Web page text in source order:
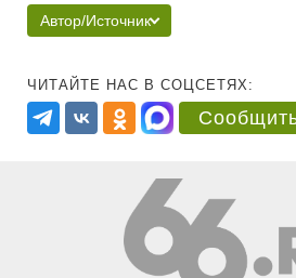
Автор/Источник
ЧИТАЙТЕ НАС В СОЦСЕТЯХ: